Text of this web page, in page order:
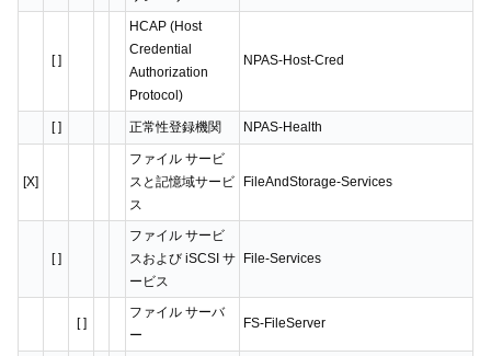
[ ]
HCAP (Host
Credential
Authorization
Protocol)
NPAS-Host-Cred
[ ] 正常性登録機関 NPAS-Health
[X]
ファイル サービ
スと記憶域サービ
ス
FileAndStorage-Services
[ ]
ファイル サービ
スおよび iSCSI サ
ービス
File-Services
[ ]
ファイル サーバ
ー
FS-FileServer